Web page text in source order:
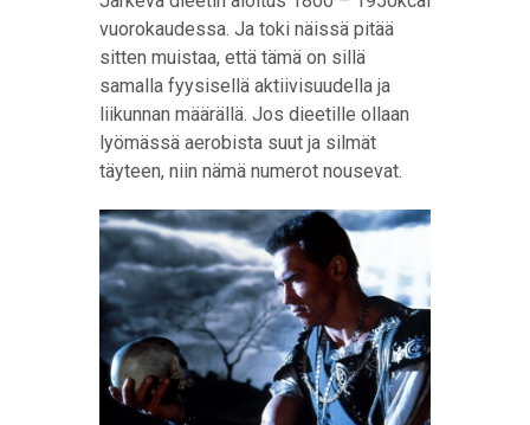
vuorokaudessa. Ja toki näissä pitää
sitten muistaa, että tämä on sillä
samalla fyysisellä aktiivisuudella ja
liikunnan määrällä. Jos dieetille ollaan
lyömässä aerobista suut ja silmät
täyteen, niin nämä numerot nousevat.